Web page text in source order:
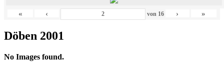
« ‹ von 16 › »
Döben 2001
No Images found.